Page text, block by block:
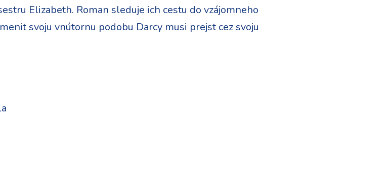
Elizabeth. Roman sleduje ich cestu do vzájomneho
svoju vnútornu podobu Darcy musi prejst cez svoju